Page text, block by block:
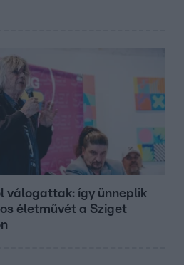
válogattak: így ünneplik
életművét a Sziget